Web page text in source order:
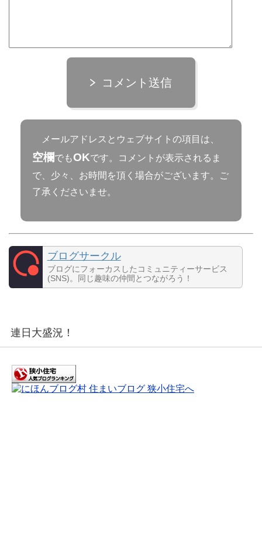
コメント送信
メールアドレスとウェブサイトの項目は、
空欄でもOKです。コメントが表示されるま
で、少々、お時間を頂く場合がございます。ご
了承くださいませ。
ブログサークル
ブログにフォーカスしたコミュニティーサービス
(SNS)。同じ趣味の仲間とつながろう！
連日大盛況！